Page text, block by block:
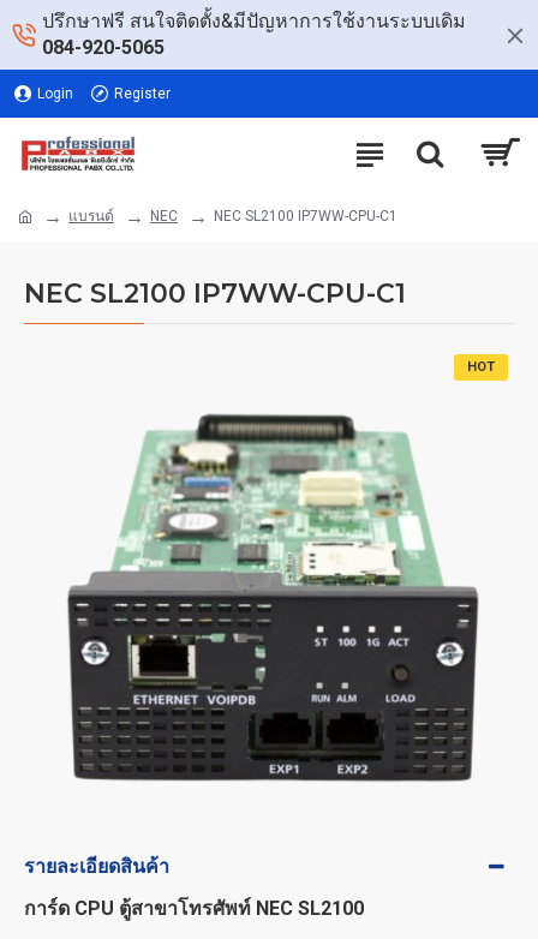
ปรึกษาฟรี สนใจติดตั้ง&มีปัญหาการใช้งานระบบเดิม
084-920-5065
Login Register
แบรนด์ NEC NEC SL2100 IP7WW-CPU-C1
NEC SL2100 IP7WW-CPU-C1
HOT
รายละเอียดสินค้า
การ์ด CPU ตู้สาขาโทรศัพท์ NEC SL2100